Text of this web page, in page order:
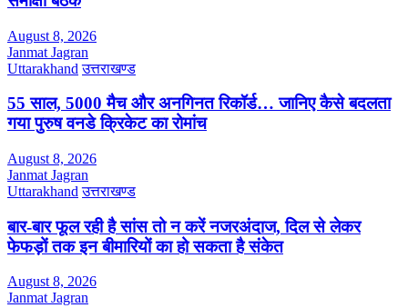
August 8, 2026
Janmat Jagran
Uttarakhand उत्तराखण्ड
55 साल, 5000 मैच और अनगिनत रिकॉर्ड… जानिए कैसे बदलता
गया पुरुष वनडे क्रिकेट का रोमांच
August 8, 2026
Janmat Jagran
Uttarakhand उत्तराखण्ड
बार-बार फूल रही है सांस तो न करें नजरअंदाज, दिल से लेकर
फेफड़ों तक इन बीमारियों का हो सकता है संकेत
August 8, 2026
Janmat Jagran